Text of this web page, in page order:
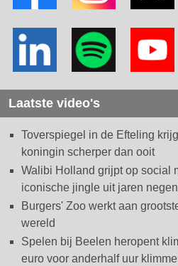
Laatste video's
Toverspiegel in de Efteling
koningin scherper dan ooit
Walibi Holland grijpt op social
iconische jingle uit jaren
Burgers' Zoo werkt aan
wereld
Spelen bij Beelen heropent
euro voor anderhalf uur